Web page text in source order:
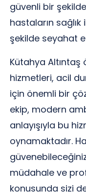
güvenli bir
hastaların
şekilde seyahat
Kütahya
hizmetleri, acil
için önemli bir
ekip, modern
anlayışıyla bu
oynamaktadır.
müdahale ve
konusunda sizi